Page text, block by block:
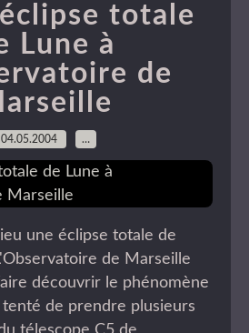
totale
Lune à
de
04.05.2004 …
une éclipse totale de
de Marseille
découvrir le phénomène
tenté de prendre plusieurs